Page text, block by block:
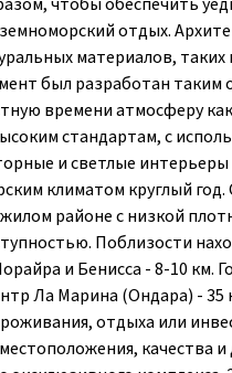
чтобы обеспечить
отдых.
материалов,
был разработан
времени атмосферу
стандартам, с
и светлые
климатом круглый
районе с низкой
Поблизости
и Бенисса - 8-10
Ла Марина (Ондара) -
отдыха или
качества